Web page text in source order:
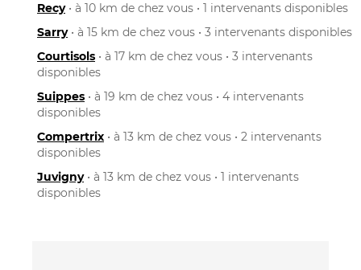
Recy• à 10 km de chez vous • 1 intervenants disponibles
Sarry• à 15 km de chez vous • 3 intervenants disponibles
Courtisols • à 17 km de chez vous • 3 intervenants
disponibles
Suippes • à 19 km de chez vous • 4 intervenants
disponibles
Compertrix • à 13 km de chez vous • 2 intervenants
disponibles
Juvigny• à 13 km de chez vous • 1 intervenants
disponibles